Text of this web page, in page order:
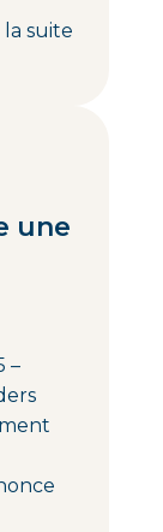
la suite
une
–